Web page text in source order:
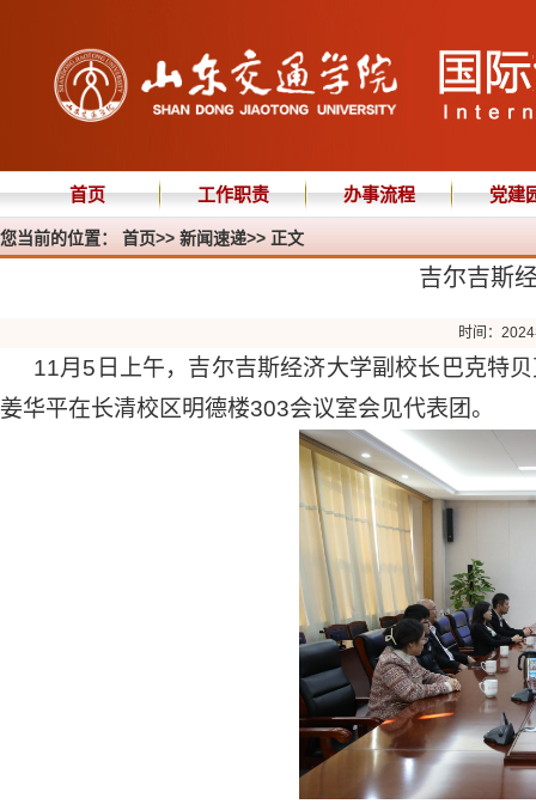
首页 工作职责 办事流程 党建
您当前的位置： 首页>> 新闻速递>> 正文
吉尔吉斯
时间：
11月5日上午，吉尔吉斯经济大学副校长巴克特
姜华平在长清校区明德楼303会议室会见代表团。